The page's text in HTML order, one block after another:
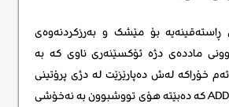
ڕاستەقینەیە بۆ مێشک و بەرزکردنەوەی
ماددەی دژە ئۆکسێنەری ناوی کە بە
ئەم خۆراکە لەش دەپارێزێت لە دژی پرۆتینی
ژەهراوی ناسراو بە ADDL کە دەبێتە هۆی تووشبوون بە نەخۆشی